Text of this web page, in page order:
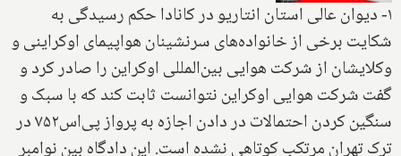
۱- دیوان عالی استان انتاریو در کانادا حکم رسیدگی به
شکایت برخی از خانواده‌های سرنشینان هواپیمای اوکراینی و
وکلایشان از شرکت هوایی بین‌المللی اوکراین را صادر کرد و
گفت شرکت هوایی اوکراین نتوانست ثابت کند که با سبک و
سنگین کردن احتمالات در دادن اجازه به پرواز پی‌اس۷۵۲ در
ترک تهران مرتکب کوتاهی نشده است. این دادگاه بین نوامبر